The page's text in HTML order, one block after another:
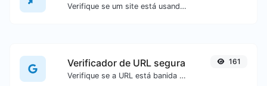
Verifique se um site está usando o algoritmo de compactação Brotli ou não.
Verificador de URL segura
Verifique se a URL está banida e marcada como segura/insegura pelo Google.
161